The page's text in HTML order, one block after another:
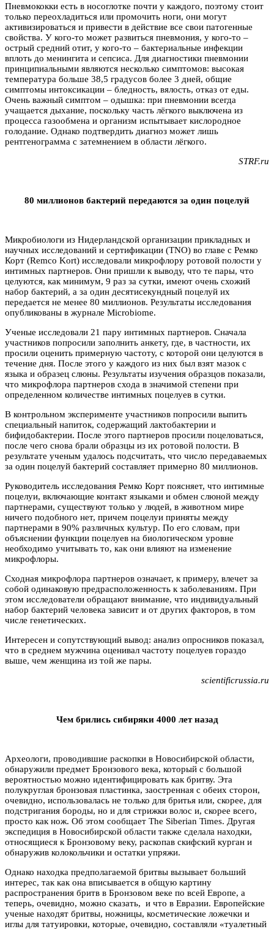
Пневмококки есть в носоглотке почти у каждого, поэтому стоит
только переохладиться или промочить ноги, они могут
активизироваться и привести в действие все свои патогенные
свойства. У кого-то может развиться пневмония, у кого-то –
острый средний отит, у кого-то – бактериальные инфекции
вплоть до менингита и сепсиса. Для диагностики пневмонии
принципиальными являются несколько симптомов: высокая
температура больше 38,5 градусов более 3 дней, общие
симптомы интоксикации – бледность, вялость, отказ от еды.
Очень важный симптом – одышка: при пневмонии всегда
учащается дыхание, поскольку часть лёгкого выключена из
процесса газообмена и организм испытывает кислородное
голодание. Однако подтвердить диагноз может лишь
рентгенограмма с затемнением в области лёгкого.
STRF.ru
80 миллионов бактерий передаются за один поцелуй
Микробиологи из Нидерландской организации прикладных и
научных исследований и сертификации (TNO) во главе с Ремко
Корт (Remco Kort) исследовали микрофлору ротовой полости у
интимных партнеров. Они пришли к выводу, что те пары, что
целуются, как минимум, 9 раз за сутки, имеют очень схожий
набор бактерий, а за один десятисекундный поцелуй их
передается не менее 80 миллионов. Результаты исследования
опубликованы в журнале Microbiome.
Ученые исследовали 21 пару интимных партнеров. Сначала
участников попросили заполнить анкету, где, в частности, их
просили оценить примерную частоту, с которой они целуются в
течение дня. После этого у каждого из них был взят мазок с
языка и образец слюны. Результаты изучения образцов показали,
что микрофлора партнеров схода в значимой степени при
определенном количестве интимных поцелуев в сутки.
В контрольном эксперименте участников попросили выпить
специальный напиток, содержащий лактобактерии и
бифидобактерии. После этого партнеров просили поцеловаться,
после чего снова брали образцы из их ротовой полости. В
результате ученым удалось подсчитать, что число передаваемых
за один поцелуй бактерий составляет примерно 80 миллионов.
Руководитель исследования Ремко Корт поясняет, что интимные
поцелуи, включающие контакт языками и обмен слюной между
партнерами, существуют только у людей, в животном мире
ничего подобного нет, причем поцелуи приняты между
партнерами в 90% различных культур. По его словам, при
объяснении функции поцелуев на биологическом уровне
необходимо учитывать то, как они влияют на изменение
микрофлоры.
Сходная микрофлора партнеров означает, к примеру, влечет за
собой одинаковую предрасположенность к заболеваниям. При
этом исследователи обращают внимание, что индивидуальный
набор бактерий человека зависит и от других факторов, в том
числе генетических.
Интересен и сопутствующий вывод: анализ опросников показал,
что в среднем мужчина оценивал частоту поцелуев гораздо
выше, чем женщина из той же пары.
scientificrussia.ru
Чем брились сибиряки 4000 лет назад
Археологи, проводившие раскопки в Новосибирской области,
обнаружили предмет Бронзового века, который с большой
вероятностью можно идентифицировать как бритву. Эта
полукруглая бронзовая пластинка, заостренная с обеих сторон,
очевидно, использовалась не только для бритья или, скорее, для
подстригания бороды, но и для стрижки волос и, скорее всего,
просто как нож. Об этом сообщает The Siberian Times. Другая
экспедиция в Новосибирской области также сделала находки,
относящиеся к Бронзовому веку, раскопав скифский курган и
обнаружив колокольчики и остатки упряжи.
Однако находка предполагаемой бритвы вызывает больший
интерес, так как она вписывается в общую картину
распространения бритв в Бронзовом веке по всей Европе, а
теперь, очевидно, можно сказать, и что в Евразии. Европейские
ученые находят бритвы, ножницы, косметические ложечки и
иглы для татуировки, которые, очевидно, составляли «туалетный